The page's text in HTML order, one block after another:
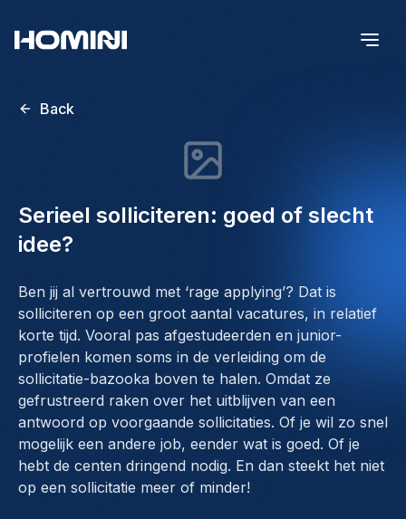
Back
Serieel solliciteren: goed of slecht
idee?
Ben jij al vertrouwd met ‘rage applying’? Dat is
solliciteren op een groot aantal vacatures, in relatief
korte tijd. Vooral pas afgestudeerden en junior-
profielen komen soms in de verleiding om de
sollicitatie-bazooka boven te halen. Omdat ze
gefrustreerd raken over het uitblijven van een
antwoord op voorgaande sollicitaties. Of je wil zo snel
mogelijk een andere job, eender wat is goed. Of je
hebt de centen dringend nodig. En dan steekt het niet
op een sollicitatie meer of minder!